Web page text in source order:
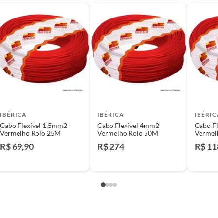
pisos, porcelanatos, revestimentos, pastilhas,
a respectiva Nota Fiscal, quando será agendada
A resposta ao cliente deverá ser imediata. Sendo
dias, a contar da data da visita técnica.
poderá ser substituído, imediatamente, acrescido
negociados diretamente entre o Diretor de Loja ou
condições de uso;
IBÉRICA
Cabo Flexível 1,5mm2
Vermelho Rolo 25M
R$ 69,90
IBÉRICA
Cabo Flexível 4mm2
Vermelho Rolo 50M
R$ 274
Cabo
R$